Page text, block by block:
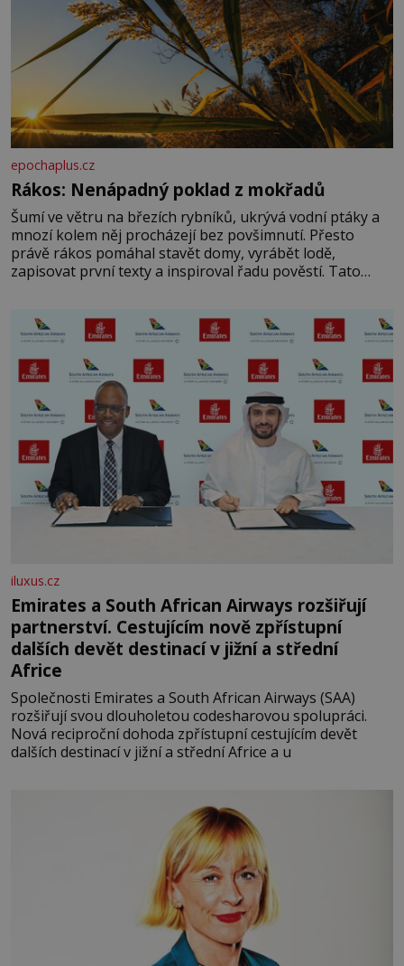
epochaplus.cz
Rákos: Nenápadný poklad z mokřadů
Šumí ve větru na březích rybníků, ukrývá vodní ptáky a
mnozí kolem něj procházejí bez povšimnutí. Přesto
právě rákos pomáhal stavět domy, vyrábět lodě,
zapisovat první texty a inspiroval řadu pověstí. Tato
letního koupání. Stačí se však podívat
iluxus.cz
Emirates a South African Airways rozšiřují
partnerství. Cestujícím nově zpřístupní
dalších devět destinací v jižní a střední
Africe
Společnosti Emirates a South African Airways (SAA)
rozšiřují svou dlouholetou codesharovou spolupráci.
Nová reciproční dohoda zpřístupní cestujícím devět
dalších destinací v jižní a střední Africe a u